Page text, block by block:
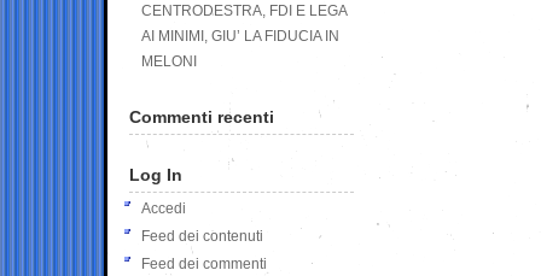
CENTRODESTRA, FDI E LEGA
AI MINIMI, GIU’ LA FIDUCIA IN
MELONI
Commenti recenti
Log In
Accedi
Feed dei contenuti
Feed dei commenti